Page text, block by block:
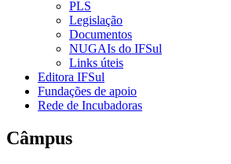
PLS
Legislação
Documentos
NUGAIs do IFSul
Links úteis
Editora IFSul
Fundações de apoio
Rede de Incubadoras
Câmpus